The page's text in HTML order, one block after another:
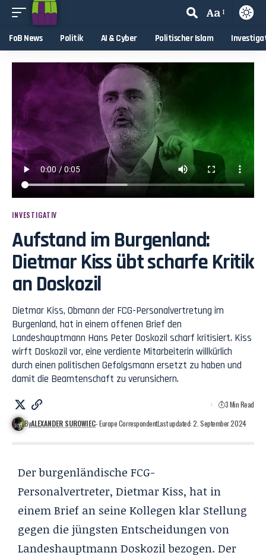
Aa
FoB News Politik AI & Cyber Politischer Islam
INVESTIGATIV
Aufstand im Burgenland:
Dietmar Kiss übt scharfe Kritik
an Doskozil
Dietmar Kiss, Obmann der FCG-Personalvertretung im
Burgenland, hat in einem offenen Brief den
Landeshauptmann Hans Peter Doskozil scharf kritisiert. Kiss
wirft Doskozil vor, eine verdiente Mitarbeiterin willkürlich
durch einen politischen Gefolgsmann ersetzt zu haben und
damit die Beamtenschaft zu verunsichern.
ByALEXANDER SUROWIEC- Europe CorrespondentLast updated: 2. September 2024
3 Min Read
Der burgenländische FCG-
Personalvertreter, Dietmar Kiss, hat in
einem Brief an seine Kollegen klar Stellung
gegen die jüngstenEntscheidungen von
Landeshauptmann Doskozilbezogen. Der